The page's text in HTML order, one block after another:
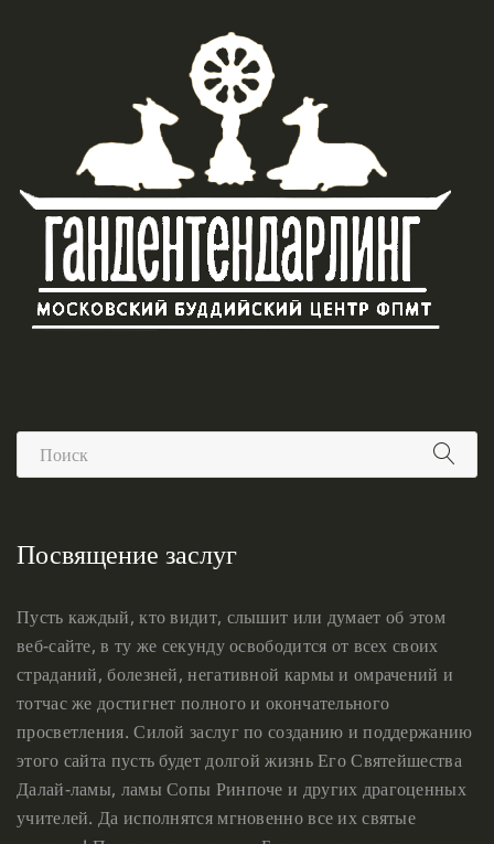
Посвящение заслуг
Пусть каждый, кто видит, слышит или думает об этом
веб-сайте, в ту же секунду освободится от всех своих
страданий, болезней, негативной кармы и омрачений и
тотчас же достигнет полного и окончательного
просветления. Силой заслуг по созданию и поддержанию
этого сайта пусть будет долгой жизнь Его Святейшества
Далай-ламы, ламы Сопы Ринпоче и других драгоценных
учителей. Да исполнятся мгновенно все их святые